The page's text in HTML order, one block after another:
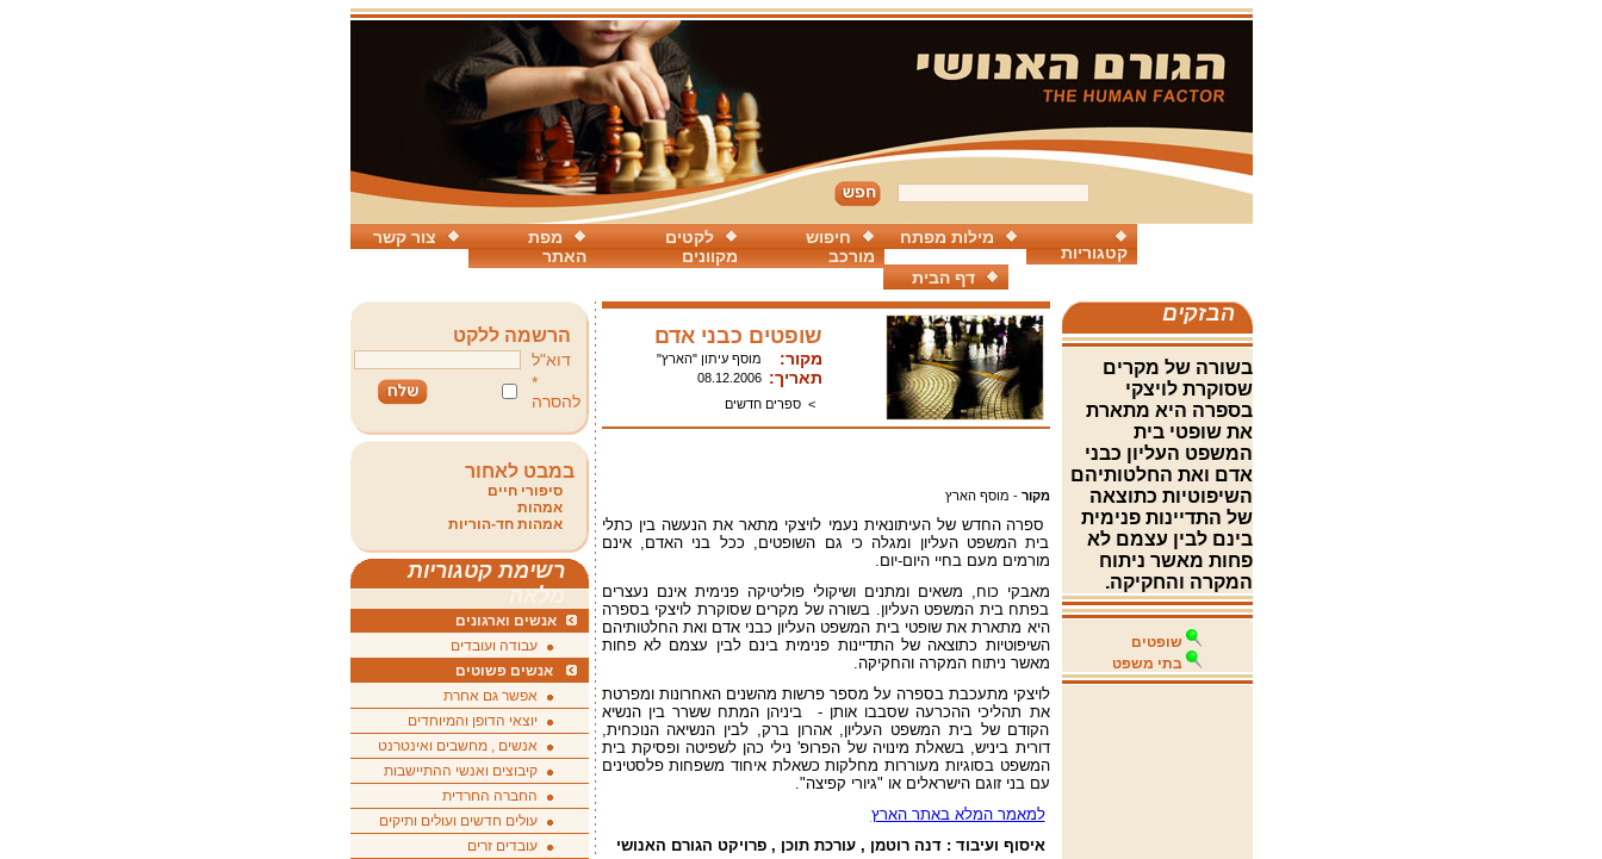
צור קשר
מפת
האתר
לקטים
מקוונים
חיפוש
מורכב
מילות מפתח
קטגוריות
דף הבית
הבזקים
בשורה של מקרים
שסוקרת לויצקי
בספרה היא מתארת
את שופטי בית
המשפט העליון כבני
אדם ואת החלטותיהם
השיפוטיות כתוצאה
של התדיינות פנימית
בינם לבין עצמם לא
פחות מאשר ניתוח
המקרה והחקיקה.
שופטים
בתי משפט
שופטים כבני אדם
מקור: מוסף עיתון "הארץ"
תאריך:
08.12.2006
>ספרים חדשים
מקור- מוסף הארץ
ספרה החדש של העיתונאית נעמי לויצקי מתאר את הנעשה בין כתלי
בית המשפט העליון ומגלה כי גם השופטים, ככל בני האדם, אינם
מורמים מעם בחיי היום-יום.
מאבקי כוח, משאים ומתנים ושיקולי פוליטיקה פנימית אינם נעצרים
בפתח בית המשפט העליון. בשורה של מקרים שסוקרת לויצקי בספרה
היא מתארת את שופטי בית המשפט העליון כבני אדם ואת החלטותיהם
השיפוטיות כתוצאה של התדיינות פנימית בינם לבין עצמם לא פחות
מאשר ניתוח המקרה והחקיקה.
לויצקי מתעכבת בספרה על מספר פרשות מהשנים האחרונות ומפרטת
את תהליכי ההכרעה שסבבו אותן - ביניהן המתח ששרר בין הנשיא
הקודם של בית המשפט העליון, אהרון ברק, לבין הנשיאה הנוכחית,
דורית ביניש, בשאלת מינויה של הפרופ' נילי כהן לשפיטה ופסיקת בית
המשפט בסוגיות מעוררות מחלקות כשאלת איחוד משפחות פלסטינים
עם בני זוגם הישראלים או "גיורי קפיצה".
למאמר המלא באתר הארץ
איסוף ועיבוד : דנה רוטמן , עורכת תוכן , פרויקט הגורם האנושי
הרשמה ללקט
דוא"ל
*
להסרה
במבט לאחור
סיפורי חיים
אמהות
אמהות חד-הוריות
רשימת קטגוריות
מלאה
אנשים וארגונים
עבודה ועובדים
אנשים פשוטים
אפשר גם אחרת
יוצאי הדופן והמיוחדים
אנשים , מחשבים ואינטרנט
קיבוצים ואנשי ההתיישבות
החברה החרדית
עולים חדשים ועולים ותיקים
עובדים זרים